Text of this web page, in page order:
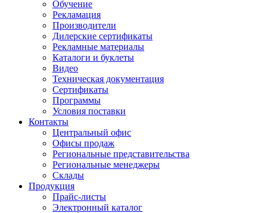
Обучение
Рекламация
Производители
Дилерские сертификаты
Рекламные материалы
Каталоги и буклеты
Видео
Техническая документация
Сертификаты
Программы
Условия поставки
Контакты
Центральный офис
Офисы продаж
Региональные представительства
Региональные менеджеры
Склады
Продукция
Прайс-листы
Электронный каталог